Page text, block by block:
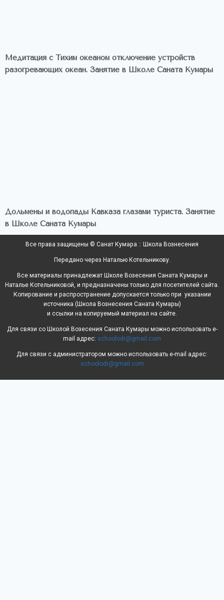
Медитация с Тихим океаном отключение устройств
разогревающих океан. Занятие в Школе Саната Кумары
Дольмены и водопады Кавказа глазами туриста. Занятие
в Школе Саната Кумары
Все права защищены © Санат Кумара :: Школа Вознесения
Передано через Наталью Котельникову.
Все материалы принадлежат Школе Возесения Саната Кумары и
Наталье Котельниковой, и предназначены только для посетителей сайта.
Копирование и распространение допускается только при указании
источника (Школа Вознесения Саната Кумары)
и ссылки на копируемый материал на сайте.
Для связи со Школой Возесения Саната Кумары можно использовать e-
mail адрес: schoolodr@gmail.com
Для связи с администратором можно использовать e-mail адрес:
schoolodr@gmail.com